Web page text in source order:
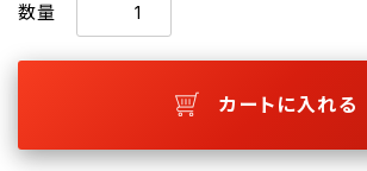
数量
カートに入れる